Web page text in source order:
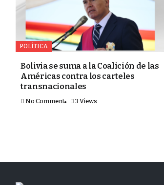
POLÍTICA
Bolivia se suma a la Coalición de las
Américas contra los carteles
transnacionales
No Comment 3 Views